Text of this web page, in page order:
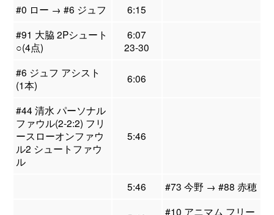
#0 ロー → #6 ジュフ
6:15
#91 大脇 2Pシュート
○(4点)
6:07
23-30
#6 ジュフ アシスト
(1本)
6:06
#44 清水 パーソナル
ファウル(2-2:2) フリ
ースローオンファウ
ル2 シュートファウ
ル
5:46
5:46 #73 今野 → #88 赤穂
#10 アニマム フリー